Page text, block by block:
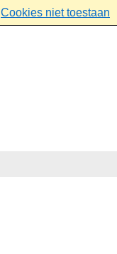
Cookies niet toestaan